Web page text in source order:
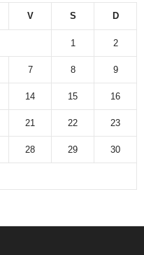
V S D
1 2
7 8 9
14 15 16
21 22 23
28 29 30